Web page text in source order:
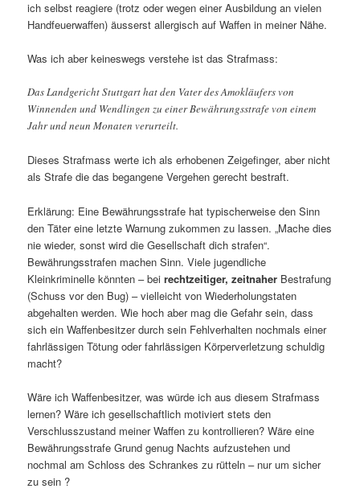
ich selbst reagiere (trotz oder wegen einer Ausbildung an vielen
Handfeuerwaffen) äusserst allergisch auf Waffen in meiner Nähe.
Was ich aber keineswegs verstehe ist das Strafmass:
Das Landgericht Stuttgart hat den Vater des Amokläufers von
Winnenden und Wendlingen zu einer Bewährungsstrafe von einem
Jahr und neun Monaten verurteilt.
Dieses Strafmass werte ich als erhobenen Zeigefinger, aber nicht
als Strafe die das begangene Vergehen gerecht bestraft.
Erklärung: Eine Bewährungsstrafe hat typischerweise den Sinn
den Täter eine letzte Warnung zukommen zu lassen. „Mache dies
nie wieder, sonst wird die Gesellschaft dich strafen“.
Bewährungsstrafen machen Sinn. Viele jugendliche
Kleinkriminelle könnten – beirechtzeitiger, zeitnaher Bestrafung
(Schuss vor den Bug) – vielleicht von Wiederholungstaten
abgehalten werden. Wie hoch aber mag die Gefahr sein, dass
sich ein Waffenbesitzer durch sein Fehlverhalten nochmals einer
fahrlässigen Tötung oder fahrlässigen Körperverletzung schuldig
macht?
Wäre ich Waffenbesitzer, was würde ich aus diesem Strafmass
lernen? Wäre ich gesellschaftlich motiviert stets den
Verschlusszustand meiner Waffen zu kontrollieren? Wäre eine
Bewährungsstrafe Grund genug Nachts aufzustehen und
nochmal am Schloss des Schrankes zu rütteln – nur um sicher
zu sein ?